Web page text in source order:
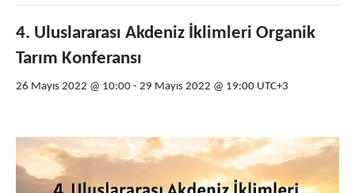
4. Uluslararası Akdeniz İklimleri Organik
Tarım Konferansı
26 Mayıs 2022 @ 10:00 - 29 Mayıs 2022 @ 19:00 UTC+3